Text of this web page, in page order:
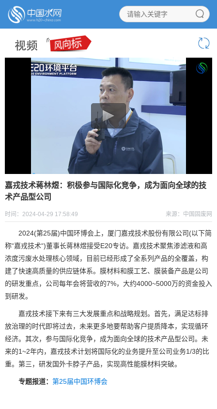
嘉戎技术蒋林煜：积极参与国际化竞争，成为面向全球的技
术产品型公司
时间：2024-04-29 17:58:49 来源：中国固废网
2024(第25届)中国环博会上，厦门嘉戎技术股份有限公司(以下简
称“嘉戎技术“)董事长蒋林煜接受E20专访。嘉戎技术聚焦渗滤液和高
浓度污废水处理核心领域，目前已经形成了全系列产品的全覆盖，构
建了快速高质量的供应链体系。膜材料和膜工艺、膜装备产品是公司
的研发重点，公司每年会将营收的7%，大约4000~5000万的资金投入
到研发。
嘉戎技术接下来有三大发展重点和战略规划。首先，满足达标排
放治理的时代即将过去，未来更多地要帮助客户提质降本，实现循环
经济。其次，参与国际化竞争，成为面向全球的技术产品型公司。未
来的1~2年内，嘉戎技术计划将国际化的业务提升至公司业务1/3的比
重。第三，研发国外卡脖子产品，实现高性能膜材料突破。
专题报道： 第25届中国环博会